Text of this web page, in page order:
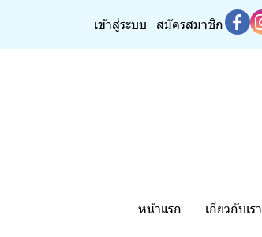
เข้าสู่ระบบ สมัครสมาชิก
หน้าแรก เกี่ยวกับเรา